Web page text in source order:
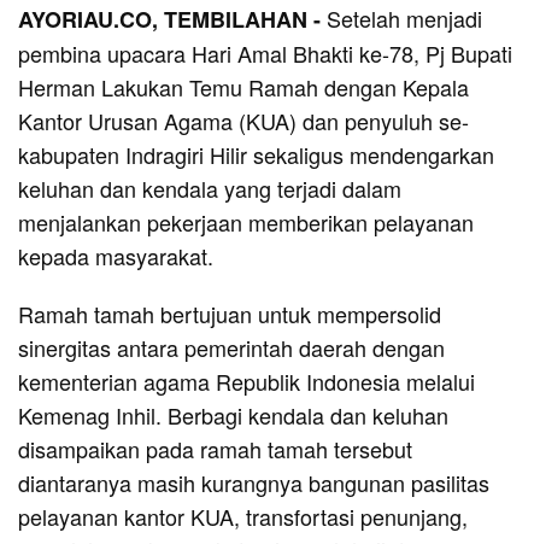
AYORIAU.CO, TEMBILAHAN - Setelah menjadi
pembina upacara Hari Amal Bhakti ke-78, Pj Bupati
Herman Lakukan Temu Ramah dengan Kepala
Kantor Urusan Agama (KUA) dan penyuluh se-
kabupaten Indragiri Hilir sekaligus mendengarkan
keluhan dan kendala yang terjadi dalam
menjalankan pekerjaan memberikan pelayanan
kepada masyarakat.
Ramah tamah bertujuan untuk mempersolid
sinergitas antara pemerintah daerah dengan
kementerian agama Republik Indonesia melalui
Kemenag Inhil. Berbagi kendala dan keluhan
disampaikan pada ramah tamah tersebut
diantaranya masih kurangnya bangunan pasilitas
pelayanan kantor KUA, transfortasi penunjang,